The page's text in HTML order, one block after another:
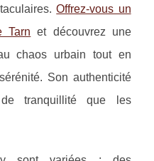
Offrez-vous un
Tarn et découvrez une
chaos urbain tout en
Son authenticité
tranquillité que les